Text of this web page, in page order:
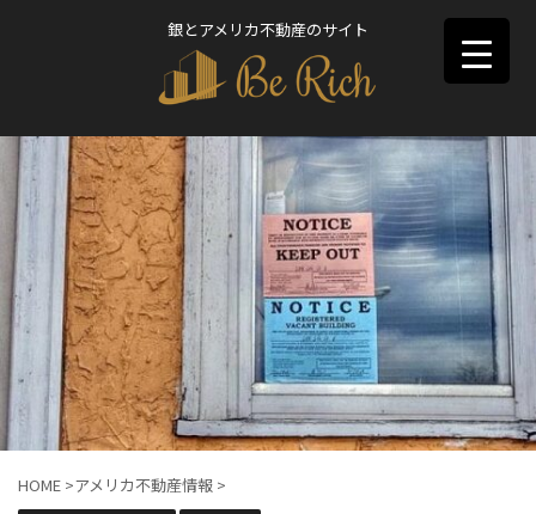
銀とアメリカ不動産のサイト
HOME >アメリカ不動産情報 >